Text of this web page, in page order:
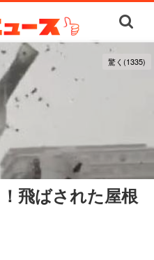
驚く(1335)
飛ばされた屋根